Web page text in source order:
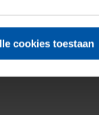
cookies toestaan